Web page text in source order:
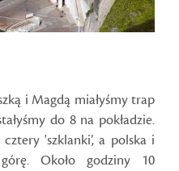
i Magdą miałyśmy trap
do 8 na pokładzie.
'szklanki’, a polska i
Około godziny 10